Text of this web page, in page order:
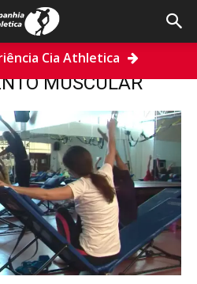
Cia Athletica
MUSCULAR
MUSCULAR